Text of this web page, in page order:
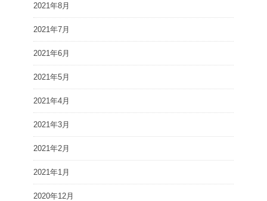
2021年8月
2021年7月
2021年6月
2021年5月
2021年4月
2021年3月
2021年2月
2021年1月
2020年12月